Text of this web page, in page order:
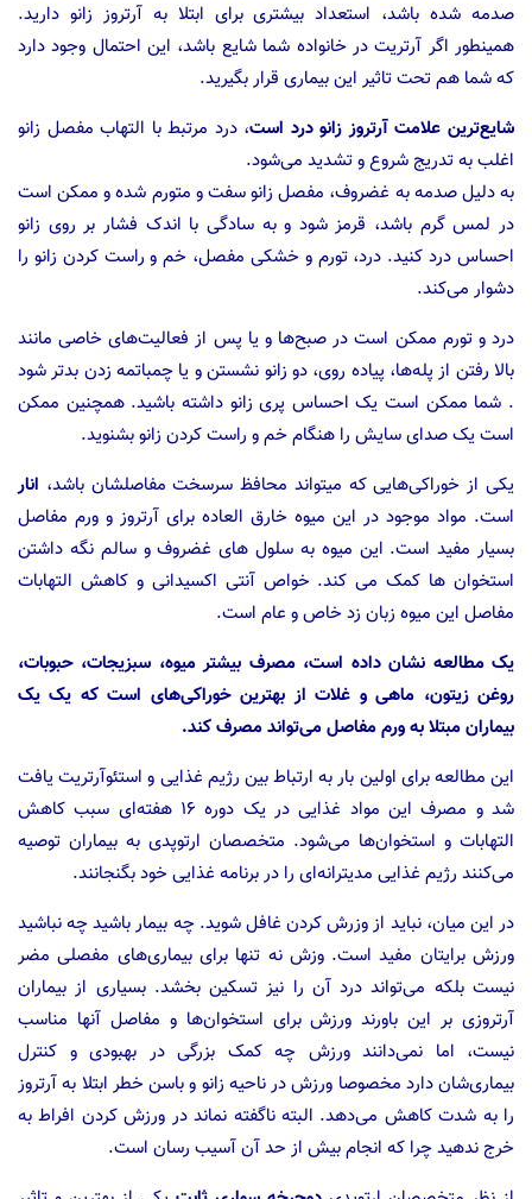
صدمه شده باشد، استعداد بیشتری برای ابتلا به آرتروز زانو دارید.
همینطور اگر آرتریت در خانواده شما شایع باشد، این احتمال وجود دارد
که شما هم تحت تاثیر این بیماری قرار بگیرید.
شایع‌ترین علامت آرتروز زانو درد است، درد مرتبط با التهاب مفصل زانو
اغلب به تدریج شروع و تشدید می‌شود.
به دلیل صدمه به غضروف، مفصل زانو سفت و متورم شده و ممکن است
در لمس گرم باشد، قرمز شود و به سادگی با اندک فشار بر روی زانو
احساس درد کنید. درد، تورم و خشکی مفصل، خم و راست کردن زانو را
دشوار می‌کند.
درد و تورم ممکن است در صبح‌ها و یا پس از فعالیت‌های خاصی مانند
بالا رفتن از پله‌ها، پیاده روی، دو زانو نشستن و یا چمباتمه زدن بدتر شود
. شما ممکن است یک احساس پری زانو داشته باشید. همچنین ممکن
است یک صدای سایش را هنگام خم و راست کردن زانو بشنوید.
یکی از خوراکی‌هایی که میتواند محافظ سرسخت مفاصلشان باشد، انار
است. مواد موجود در این میوه خارق العاده برای آرتروز و ورم مفاصل
بسیار مفید است. این میوه به سلول های غضروف و سالم نگه داشتن
استخوان ها کمک می کند. خواص آنتی اکسیدانی و کاهش التهابات
مفاصل این میوه زبان زد خاص و عام است.
یک مطالعه نشان داده است، مصرف بیشتر میوه، سبزیجات، حبوبات،
روغن زیتون، ماهی و غلات از بهترین خوراکی‌های است که یک یک
بیماران مبتلا به ورم مفاصل می‌تواند مصرف کند.
این مطالعه برای اولین بار به ارتباط بین رژیم غذایی و استئوآرتریت یافت
شد و مصرف این مواد غذایی در یک دوره ۱۶ هفته‌ای سبب کاهش
التهابات و استخوان‌ها می‌شود. متخصصان ارتوپدی به بیماران توصیه
می‌کنند رژیم غذایی مدیترانه‌ای را در برنامه غذایی خود بگنجانند.
در این میان، نباید از وزرش کردن غافل شوید. چه بیمار باشید چه نباشید
ورزش برایتان مفید است. وزش نه تنها برای بیماری‌های مفصلی مضر
نیست بلکه می‌تواند درد آن را نیز تسکین بخشد. بسیاری از بیماران
آرتروزی بر این باورند ورزش برای استخوان‌ها و مفاصل آنها مناسب
نیست، اما نمی‌دانند ورزش چه کمک بزرگی در بهبودی و کنترل
بیماری‌شان دارد مخصوصا ورزش در ناحیه زانو و باسن خطر ابتلا به آرتروز
را به شدت کاهش می‌دهد. البته ناگفته نماند در ورزش کردن افراط به
خرج ندهید چرا که انجام بیش از حد آن آسیب رسان است.